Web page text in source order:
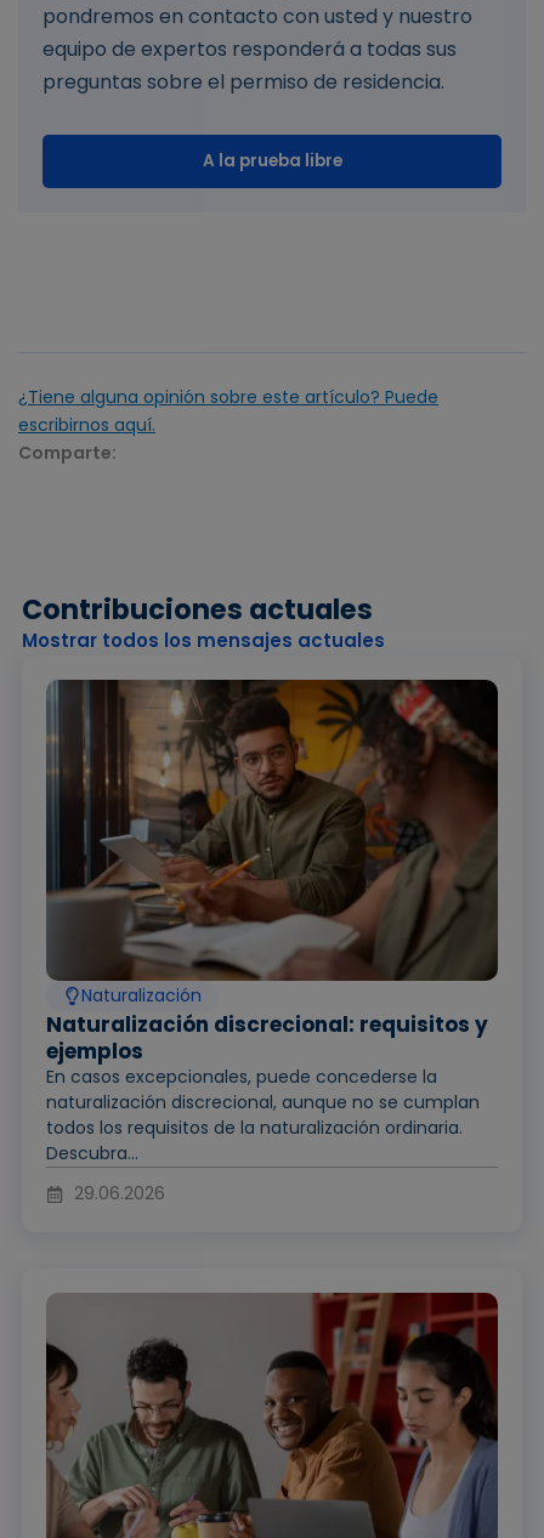
pondremos en contacto con usted y nuestro
equipo de expertos responderá a todas sus
preguntas sobre el permiso de residencia.
A la prueba libre
¿Tiene alguna opinión sobre este artículo? Puede
escribirnos aquí.
Comparte:
Contribuciones actuales
Mostrar todos los mensajes actuales
Naturalización
Naturalización discrecional: requisitos y
ejemplos
En casos excepcionales, puede concederse la
naturalización discrecional, aunque no se cumplan
todos los requisitos de la naturalización ordinaria.
Descubra...
29.06.2026